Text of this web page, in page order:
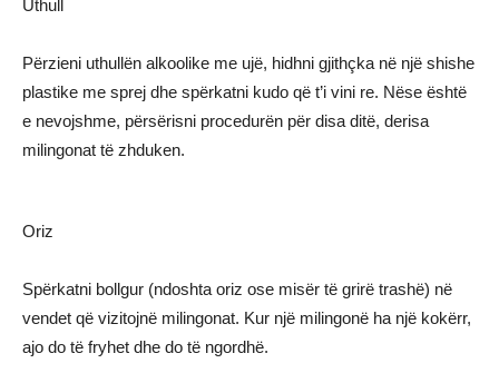
Uthull
Përzieni uthullën alkoolike me ujë, hidhni gjithçka në një shishe
plastike me sprej dhe spërkatni kudo që t’i vini re. Nëse është
e nevojshme, përsërisni procedurën për disa ditë, derisa
milingonat të zhduken.
Oriz
Spërkatni bollgur (ndoshta oriz ose misër të grirë trashë) në
vendet që vizitojnë milingonat. Kur një milingonë ha një kokërr,
ajo do të fryhet dhe do të ngordhë.